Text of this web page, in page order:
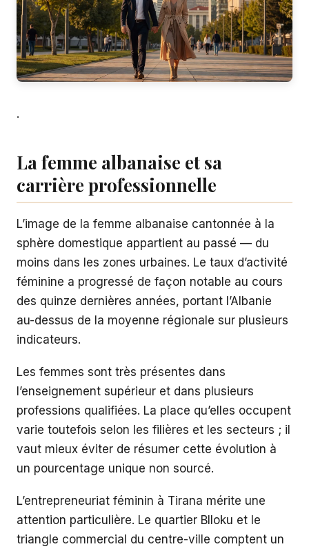
.
La femme albanaise et sa
carrière professionnelle
L’image de la femme albanaise cantonnée à la
sphère domestique appartient au passé — du
moins dans les zones urbaines. Le taux d’activité
féminine a progressé de façon notable au cours
des quinze dernières années, portant l’Albanie
au-dessus de la moyenne régionale sur plusieurs
indicateurs.
Les femmes sont très présentes dans
l’enseignement supérieur et dans plusieurs
professions qualifiées. La place qu’elles occupent
varie toutefois selon les filières et les secteurs ; il
vaut mieux éviter de résumer cette évolution à
un pourcentage unique non sourcé.
L’entrepreneuriat féminin à Tirana mérite une
attention particulière. Le quartier Blloku et le
triangle commercial du centre-ville comptent un